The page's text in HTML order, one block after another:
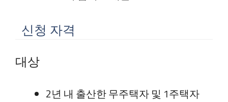
신청 자격
대상
2년 내 출산한 무주택자 및 1주택자